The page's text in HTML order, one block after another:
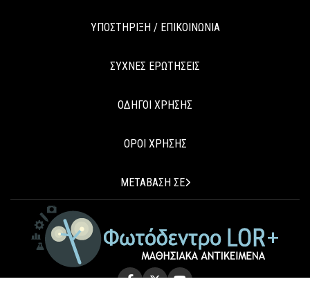
ΥΠΟΣΤΗΡΙΞΗ / ΕΠΙΚΟΙΝΩΝΙΑ
ΣΥΧΝΕΣ ΕΡΩΤΗΣΕΙΣ
ΟΔΗΓΟΙ ΧΡΗΣΗΣ
ΟΡΟΙ ΧΡΗΣΗΣ
ΜΕΤΑΒΑΣΗ ΣΕ